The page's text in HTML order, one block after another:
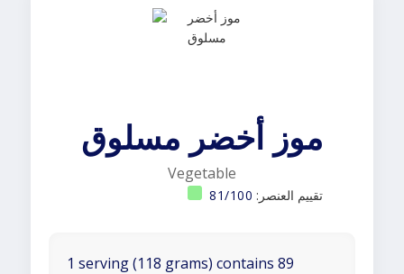
موز أخضر مسلوق
Vegetable
تقييم العنصر: 81/100
1 serving (118 grams) contains 89